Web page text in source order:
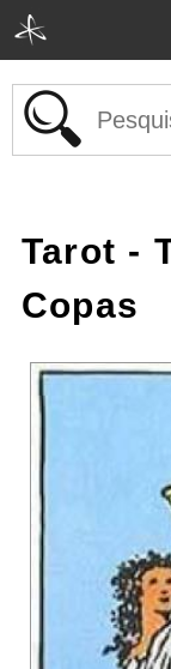
Tarot -
Copas